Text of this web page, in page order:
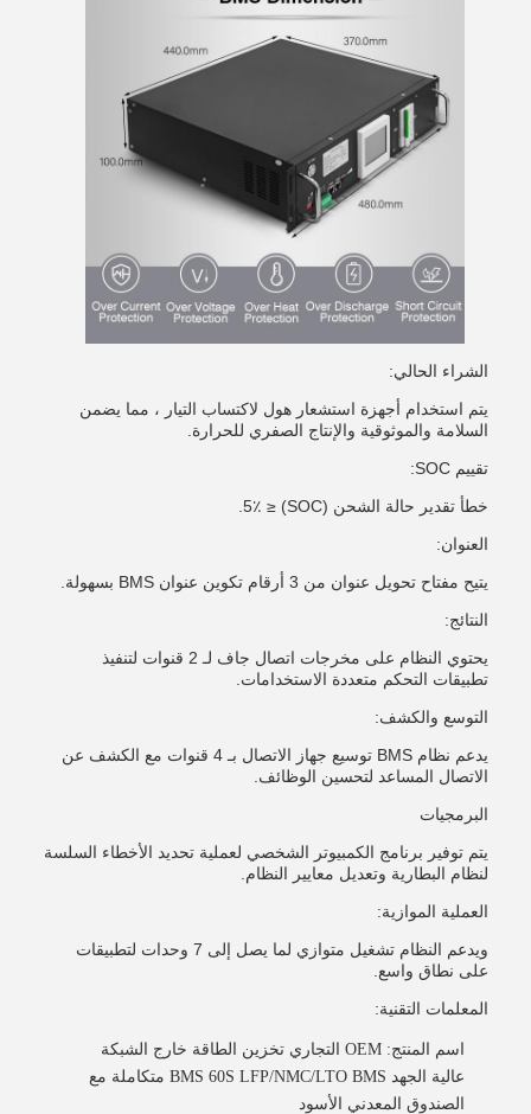
الشراء الحالي:
يتم استخدام أجهزة استشعار هول لاكتساب التيار ، مما يضمن
السلامة والموثوقية والإنتاج الصفري للحرارة.
تقييم SOC:
خطأ تقدير حالة الشحن (SOC) ≤ 5٪.
العنوان:
يتيح مفتاح تحويل عنوان من 3 أرقام تكوين عنوان BMS بسهولة.
النتائج:
يحتوي النظام على مخرجات اتصال جاف لـ 2 قنوات لتنفيذ
تطبيقات التحكم متعددة الاستخدامات.
التوسع والكشف:
يدعم نظام BMS توسيع جهاز الاتصال بـ 4 قنوات مع الكشف عن
الاتصال المساعد لتحسين الوظائف.
البرمجيات
يتم توفير برنامج الكمبيوتر الشخصي لعملية تحديد الأخطاء السلسة
لنظام البطارية وتعديل معايير النظام.
العملية الموازية:
ويدعم النظام تشغيل متوازي لما يصل إلى 7 وحدات لتطبيقات
على نطاق واسع.
المعلمات التقنية:
اسم المنتج: OEM التجاري تخزين الطاقة خارج الشبكة
عالية الجهد BMS 60S LFP/NMC/LTO BMS متكاملة مع
الصندوق المعدني الأسود